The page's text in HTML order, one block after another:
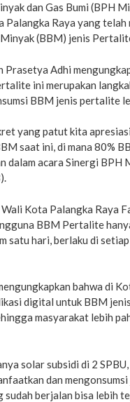
dan Gas Bumi (BPH
Palangka Raya yang telah
(BBM) jenis
Adhi
ini merupakan
BBM jenis pertalite
yang patut kita
saat ini, di mana 80%
dalam acara Sinergi BPH
Kota Palangka Raya
BBM Pertalite
satu hari, berlaku di
bahwa di
digital untuk BBM
masyarakat lebih
solar subsidi di 2
dan
berjalan bisa lebih